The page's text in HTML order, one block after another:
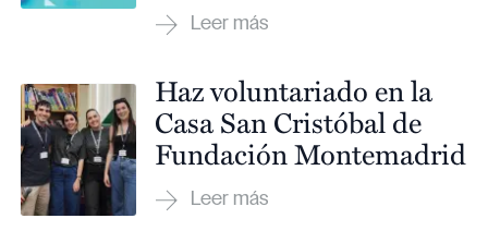
Haz voluntariado en la
Casa San Cristóbal de
Fundación Montemadrid